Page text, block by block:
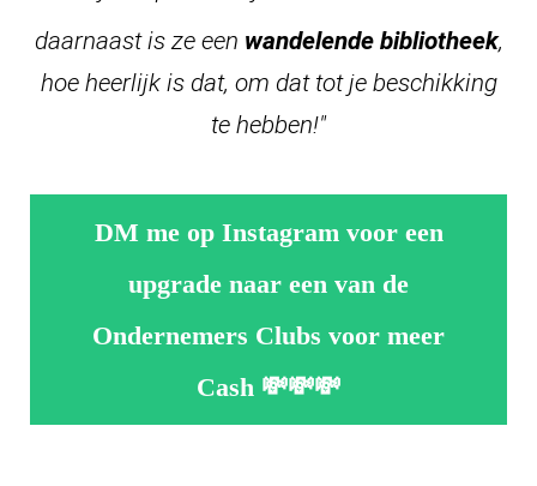
daarnaast is ze een wandelende bibliotheek,
hoe heerlijk is dat, om dat tot je beschikking
te hebben!"
DM me op Instagram voor een
upgrade naar een van de
Ondernemers Clubs voor meer
Cash 💸💸💸